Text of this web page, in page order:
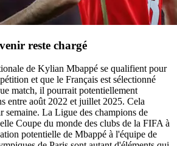
reste chargé
de Kylian Mbappé se qualifient pour
et que le Français est sélectionné
match, il pourrait potentiellement
entre août 2022 et juillet 2025. Cela
semaine. La Ligue des champions de
Coupe du monde des clubs de la FIFA à
potentielle de Mbappé à l'équipe de